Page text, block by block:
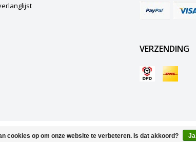
VERZENDING
© Copyright 2026 Boot4.nl Powered by
cookies op om onze website te verbeteren. Is dat akkoord? Ja